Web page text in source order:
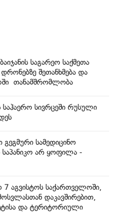
საგარეო საქმეთა
დრონებზე შეთანხმება და
თანამშრომლობა
სივრცეში რუსული
სამედიცინო
საპანიკო არ ყოფილა -
7 აგვისტოს საქართველოში,
დაკავშირებით,
და ტერიტორიული